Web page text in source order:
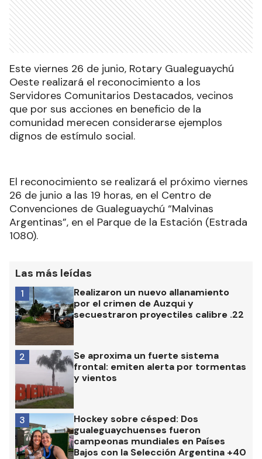
Este viernes 26 de junio, Rotary Gualeguaychú
Oeste realizará el reconocimiento a los
Servidores Comunitarios Destacados, vecinos
que por sus acciones en beneficio de la
comunidad merecen considerarse ejemplos
dignos de estímulo social.
El reconocimiento se realizará el próximo viernes
26 de junio a las 19 horas, en el Centro de
Convenciones de Gualeguaychú “Malvinas
Argentinas”, en el Parque de la Estación (Estrada
1080).
Las más leídas
Realizaron un nuevo allanamiento
por el crimen de Auzqui y
secuestraron proyectiles calibre .22
1
Se aproxima un fuerte sistema
frontal: emiten alerta por tormentas
y vientos
2
Hockey sobre césped: Dos
gualeguaychuenses fueron
campeonas mundiales en Países
Bajos con la Selección Argentina +40
3